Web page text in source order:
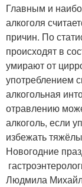
Главным и
алкоголя
причин. По
происходят в
умирают от
употреблением
алкогольная
отравлению
алкоголь, если
избежать
Новогодние
Людмила